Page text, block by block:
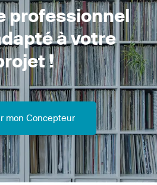
professionnel
à votre
!
mon Concepteur